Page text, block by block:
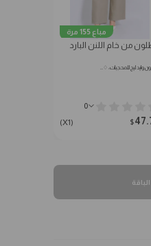
مباع 155 مرة
من خام اللنن البارد
وايد ليج للمحجبات: ♢…
0
$
(X1)